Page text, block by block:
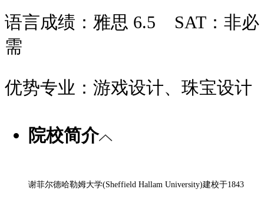
语言成绩： 雅思 6.5 SAT： 非必
需
优势专业： 游戏设计、珠宝设计
院校简介
谢菲尔德哈勒姆大学(Sheffield Hallam University)建校于1843